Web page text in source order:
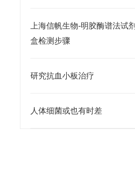
上海信帆生物-明胶酶谱法试剂
盒检测步骤
研究抗血小板治疗
人体细菌或也有时差